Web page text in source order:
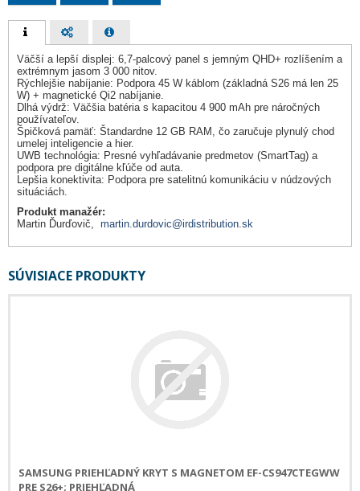
Väčší a lepší displej: 6,7-palcový panel s jemným QHD+ rozlíšením a
extrémnym jasom 3 000 nitov.
Rýchlejšie nabíjanie: Podpora 45 W káblom (základná S26 má len 25
W) + magnetické Qi2 nabíjanie.
Dlhá výdrž: Väčšia batéria s kapacitou 4 900 mAh pre náročných
používateľov.
Špičková pamäť: Štandardne 12 GB RAM, čo zaručuje plynulý chod
umelej inteligencie a hier.
UWB technológia: Presné vyhľadávanie predmetov (SmartTag) a
podpora pre digitálne kľúče od auta.
Lepšia konektivita: Podpora pre satelitnú komunikáciu v núdzových
situáciách.
Produkt manažér:
Martin Ďurďovič, martin.durdovic@irdistribution.sk
SÚVISIACE PRODUKTY
SAMSUNG PRIEHĽADNÝ KRYT S MAGNETOM EF-CS947CTEGWW
PRE S26+; PRIEHĽADNÁ